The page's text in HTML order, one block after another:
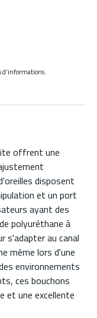
d'informations.
offrent une
disposent
et un port
ayant des
polyuréthane à
s'adapter au canal
même lors d'une
environnements
ces bouchons
et une excellente